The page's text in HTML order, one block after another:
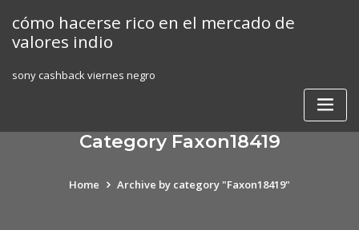
content
cómo hacerse rico en el mercado de
valores indio
sony cashback viernes negro
Category Faxon18419
Home Archive by category "Faxon18419"